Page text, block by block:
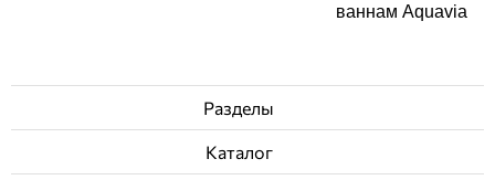
ваннам Aquavia
Разделы
Каталог